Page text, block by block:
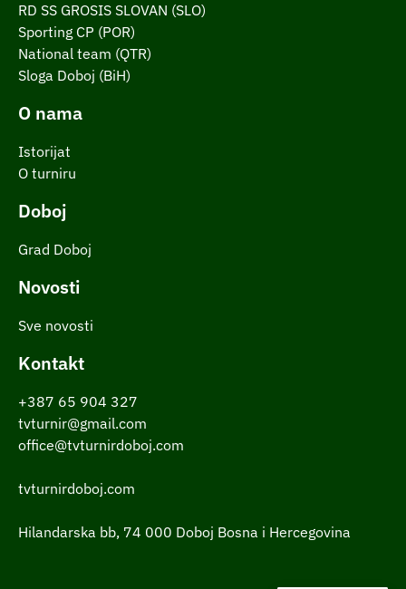
RD SS GROSIS SLOVAN (SLO)
Sporting CP (POR)
National team (QTR)
Sloga Doboj (BiH)
O nama
Istorijat
O turniru
Doboj
Grad Doboj
Novosti
Sve novosti
Kontakt
+387 65 904 327
tvturnir@gmail.com
office@tvturnirdoboj.com
tvturnirdoboj.com
Hilandarska bb, 74 000 Doboj Bosna i Hercegovina